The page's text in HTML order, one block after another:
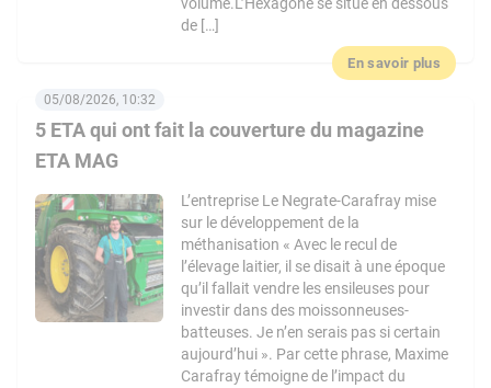
de […]
En savoir plus
5 ETA qui ont fait la couverture du magazine
ETA MAG
05/08/2026, 10:32
L’entreprise Le Negrate-Carafray mise
sur le développement de la
méthanisation « Avec le recul de
l’élevage laitier, il se disait à une époque
qu’il fallait vendre les ensileuses pour
investir dans des moissonneuses-
batteuses. Je n’en serais pas si certain
aujourd’hui ». Par cette phrase, Maxime
Carafray témoigne de l’impact du